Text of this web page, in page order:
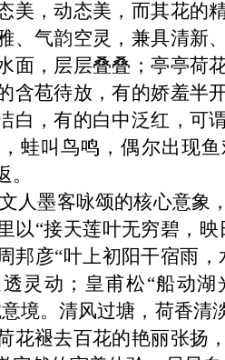
美，动态美，而其花的
、气韵空灵，兼具清新
面，层层叠叠；亭亭荷
含苞待放，有的娇羞半
白，有的白中泛红，可
蛙叫鸟鸣，偶尔出现
。
人墨客咏颂的核心意象
以“接天莲叶无穷碧，
邦彦“叶上初阳干宿雨
灵动；皇甫松“船动
境。清风过塘，荷香清
花褪去百花的艳丽张扬